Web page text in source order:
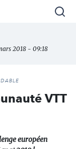
2018 - 09:18
VTT
européen